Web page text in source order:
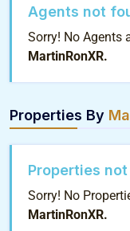
Agents not
Sorry! No Agents
MartinRonXR.
Properties By
Properties
Sorry! No
MartinRonXR.